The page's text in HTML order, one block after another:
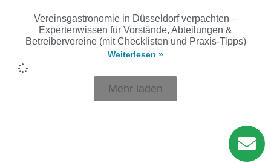
Vereinsgastronomie in Düsseldorf verpachten –
Expertenwissen für Vorstände, Abteilungen &
Betreibervereine (mit Checklisten und Praxis-Tipps)
Weiterlesen »
Mehr laden